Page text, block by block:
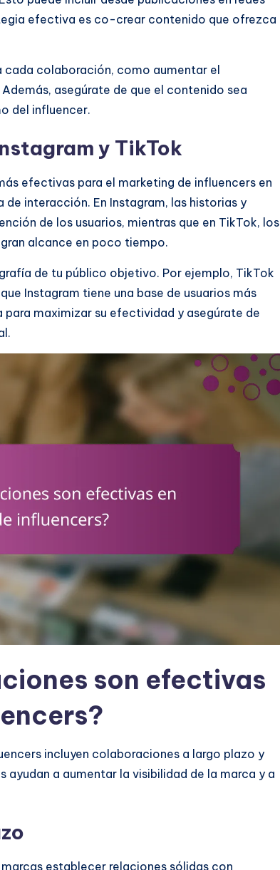
efectiva es co-crear contenido que ofrezca
colaboración, como aumentar el
asegúrate de que el contenido sea
del influencer.
y TikTok
efectivas para el marketing de influencers en
de interacción. En Instagram, las historias y
de los usuarios, mientras que en TikTok, los
alcance en poco tiempo.
de tu público objetivo. Por ejemplo, TikTok
Instagram tiene una base de usuarios más
maximizar su efectividad y asegúrate de
son efectivas
incluyen colaboraciones a largo plazo y
a aumentar la visibilidad de la marca y a
establecer relaciones sólidas con